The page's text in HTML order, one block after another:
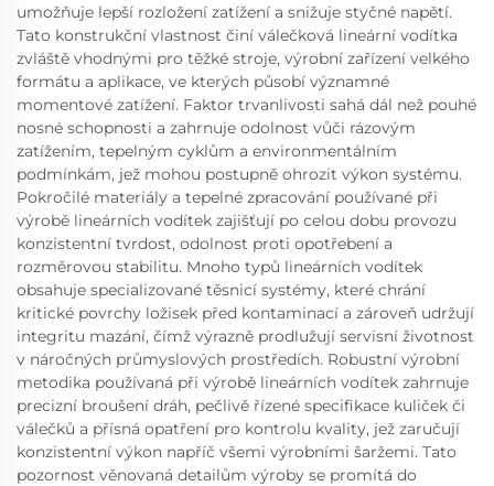
umožňuje lepší rozložení zatížení a snižuje styčné napětí.
Tato konstrukční vlastnost činí válečková lineární vodítka
zvláště vhodnými pro těžké stroje, výrobní zařízení velkého
formátu a aplikace, ve kterých působí významné
momentové zatížení. Faktor trvanlivosti sahá dál než pouhé
nosné schopnosti a zahrnuje odolnost vůči rázovým
zatížením, tepelným cyklům a environmentálním
podmínkám, jež mohou postupně ohrozit výkon systému.
Pokročilé materiály a tepelné zpracování používané při
výrobě lineárních vodítek zajišťují po celou dobu provozu
konzistentní tvrdost, odolnost proti opotřebení a
rozměrovou stabilitu. Mnoho typů lineárních vodítek
obsahuje specializované těsnicí systémy, které chrání
kritické povrchy ložisek před kontaminací a zároveň udržují
integritu mazání, čímž výrazně prodlužují servisní životnost
v náročných průmyslových prostředích. Robustní výrobní
metodika používaná při výrobě lineárních vodítek zahrnuje
precizní broušení dráh, pečlivě řízené specifikace kuliček či
válečků a přísná opatření pro kontrolu kvality, jež zaručují
konzistentní výkon napříč všemi výrobními šaržemi. Tato
pozornost věnovaná detailům výroby se promítá do